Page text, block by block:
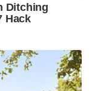
dibuat
belot